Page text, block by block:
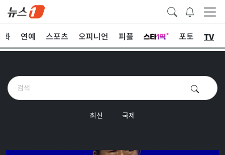
화 연예 스포츠 오피니언 피플 포토 TV
최신 국제